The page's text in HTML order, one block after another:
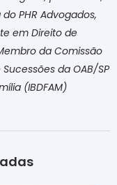
PHR Advogados,
em Direito de
da Comissão
da OAB/SP
(IBDFAM)